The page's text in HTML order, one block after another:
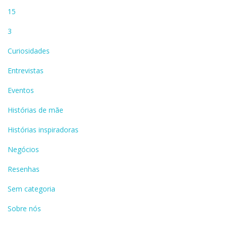
15
3
Curiosidades
Entrevistas
Eventos
Histórias de mãe
Histórias inspiradoras
Negócios
Resenhas
Sem categoria
Sobre nós